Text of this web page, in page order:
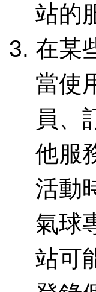
站的
在某
當使
員、
他服
活動
氣球
站可